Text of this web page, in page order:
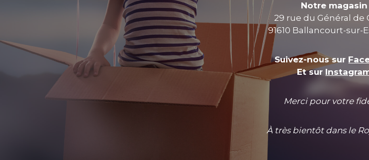
Notre magasin
29 rue du Général de
91610 Ballancourt-sur-
Suivez-nous sur
Et sur
Merci pour votre
À très bientôt dans le